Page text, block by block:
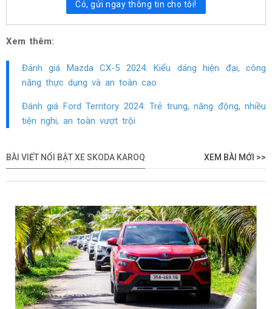
Có, gửi ngay thông tin cho tôi!
Xem thêm:
Đánh giá Mazda CX-5 2024: Kiểu dáng hiện đại, công
năng thực dụng và an toàn cao
Đánh giá Ford Territory 2024: Trẻ trung, năng động, nhiều
tiện nghi, an toàn vượt trội
BÀI VIẾT NỔI BẬT XE SKODA KAROQ XEM BÀI MỚI >>